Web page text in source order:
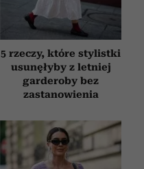
5 rzeczy, które stylistki
usunęłyby z letniej
garderoby bez
zastanowienia